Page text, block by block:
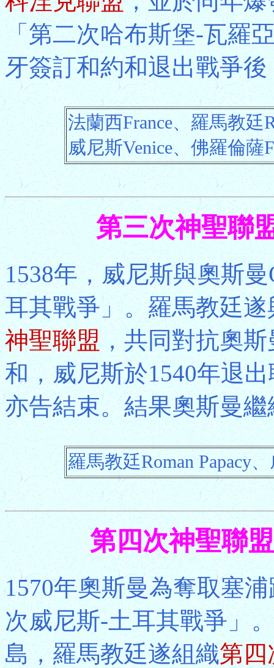
「第二次哈布斯堡-瓦羅
牙簽訂和約和退出戰爭
法蘭西France、羅馬教廷
威尼斯Venice、佛羅倫薩
第三次神聖聯
1538年，威尼斯與奧斯
耳其戰爭」。羅馬教廷
神聖聯盟，共同對抗奧
和，威尼斯於1540年退
亦告結束。結果奧斯曼
羅馬教廷Roman Papacy
第四次神聖聯
1570年奧斯曼為奪取塞
次威尼斯-土耳其戰爭」
島，羅馬教廷遂組織第四